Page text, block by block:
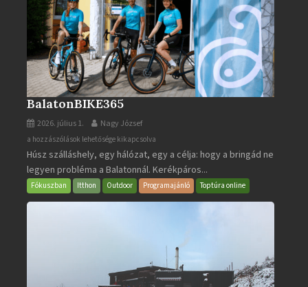
BalatonBIKE365
2026. július 1. Nagy József
BalatonBIKE365
bejegyzéshez
a hozzászólások lehetősége kikapcsolva
Húsz szálláshely, egy hálózat, egy a célja: hogy a bringád ne
legyen probléma a Balatonnál. Kerékpáros...
Fókuszban Itthon Outdoor Programajánló Toptúra online